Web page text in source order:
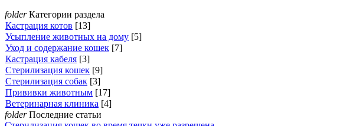
folderКатегории раздела
Кастрация котов [13]
Усыпление животных на дому [5]
Уход и содержание кошек [7]
Кастрация кабеля [3]
Стерилизация кошек [9]
Стерилизация собак [3]
Прививки животным [17]
Ветеринарная клиника [4]
folderПоследние статьи